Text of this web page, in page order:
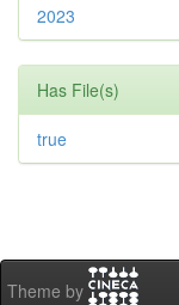
2023
Has File(s)
true
Theme by